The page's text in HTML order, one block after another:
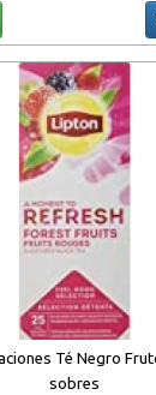
Té Negro
sobres